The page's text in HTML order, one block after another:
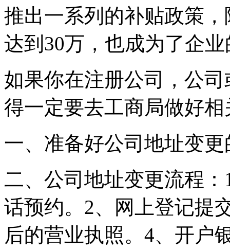
推出一系列的补贴政策
达到30万，也成为了企
如果你在注册公司，公
得一定要去工商局做好
一、准备好公司地址变
二、公司地址变更流程
话预约。2、网上登记提
后的营业执照。4、开户